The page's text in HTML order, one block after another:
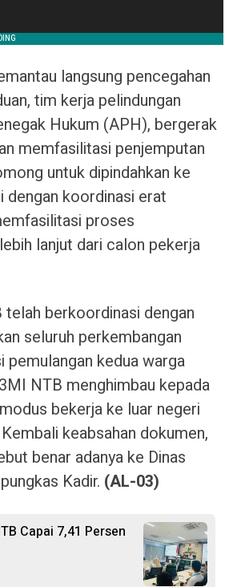
langsung pencegahan
tim kerja pelindungan
Hukum (APH), bergerak
memfasilitasi penjemputan
untuk dipindahkan ke
dengan koordinasi erat
proses
lanjut dari calon pekerja
berkoordinasi dengan
seluruh perkembangan
kedua warga
NTB menghimbau kepada
bekerja ke luar negeri
keabsahan dokumen,
benar adanya ke Dinas
Kadir. (AL-03)
Capai 7,41 Persen